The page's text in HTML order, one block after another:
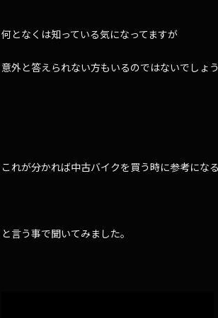
何となくは知っている気になってますが
意外と答えられない方もいるのではないでしょ
これが分かれば中古バイクを買う時に参考にな
と言う事で聞いてみました。